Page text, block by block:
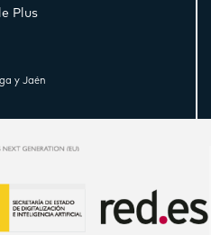
Plus
y Jaén